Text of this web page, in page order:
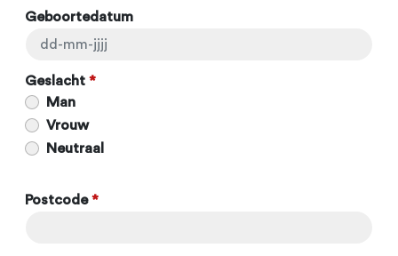
Geboortedatum
Geslacht *
Man
Vrouw
Neutraal
Postcode *